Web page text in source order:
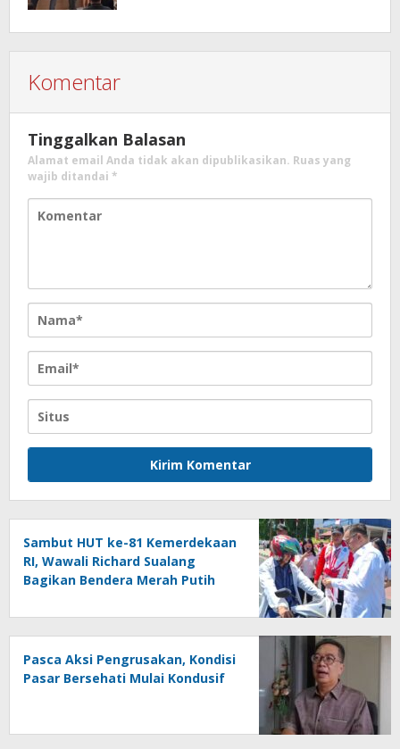
Komentar
Tinggalkan Balasan
Alamat email Anda tidak akan dipublikasikan. Ruas yang
wajib ditandai *
Sambut HUT ke-81 Kemerdekaan
RI, Wawali Richard Sualang
Bagikan Bendera Merah Putih
Pasca Aksi Pengrusakan, Kondisi
Pasar Bersehati Mulai Kondusif